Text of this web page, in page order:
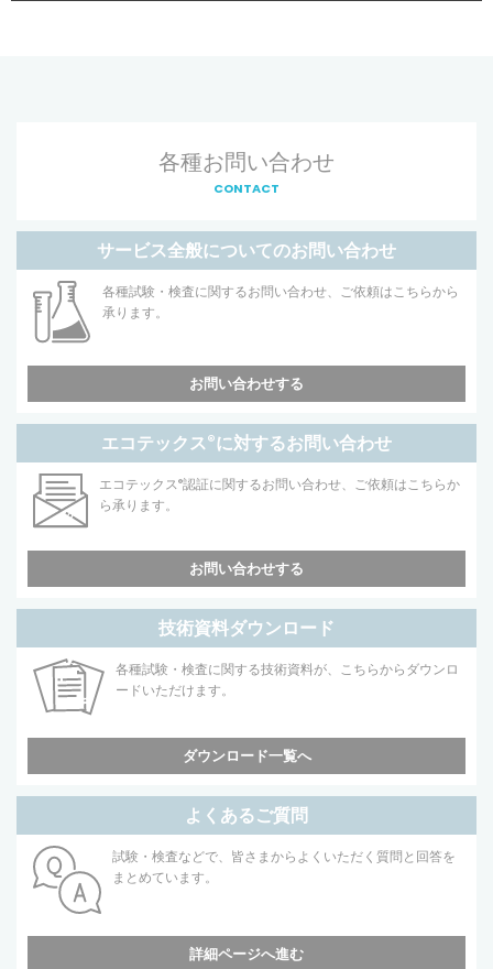
各種お問い合わせ
CONTACT
サービス全般についてのお問い合わせ
各種試験・検査に関するお問い合わせ、ご依頼はこちらから
承ります。
お問い合わせする
エコテックス®に対するお問い合わせ
エコテックス®認証に関するお問い合わせ、ご依頼はこちらか
ら承ります。
お問い合わせする
技術資料ダウンロード
各種試験・検査に関する技術資料が、こちらからダウンロ
ードいただけます。
ダウンロード一覧へ
よくあるご質問
試験・検査などで、皆さまからよくいただく質問と回答を
まとめています。
詳細ページへ進む